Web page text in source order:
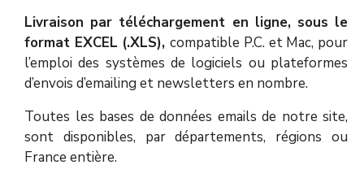
Livraison par téléchargement en ligne, sous le
format EXCEL (.XLS),compatible P.C. et Mac, pour
l’emploi des systèmes de logiciels ou plateformes
d’envois d’emailing et newsletters en nombre.
Toutes les bases de données emails de notre site,
sont disponibles, par départements, régions ou
France entière.